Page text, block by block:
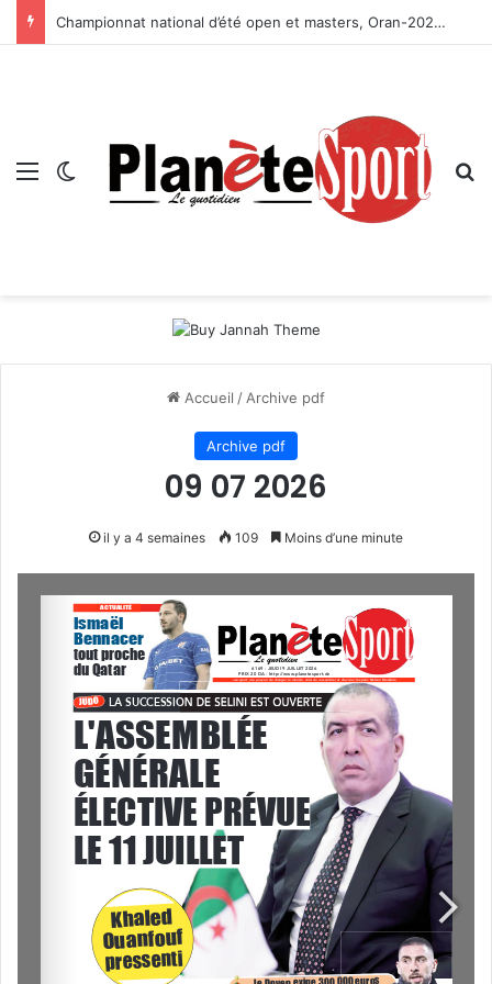
Championnat national d’été open et masters, Oran-2026 — Le CRB s’adjuge le titre
Menu Switch skin
Accueil / Archive pdf
Archive pdf
09 07 2026
il y a 4 semaines 109 Moins d’une minute